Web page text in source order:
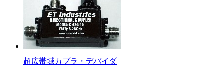
超広帯域カプラ・デバイダ